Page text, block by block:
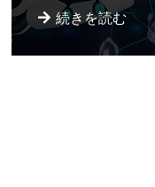
続きを読む